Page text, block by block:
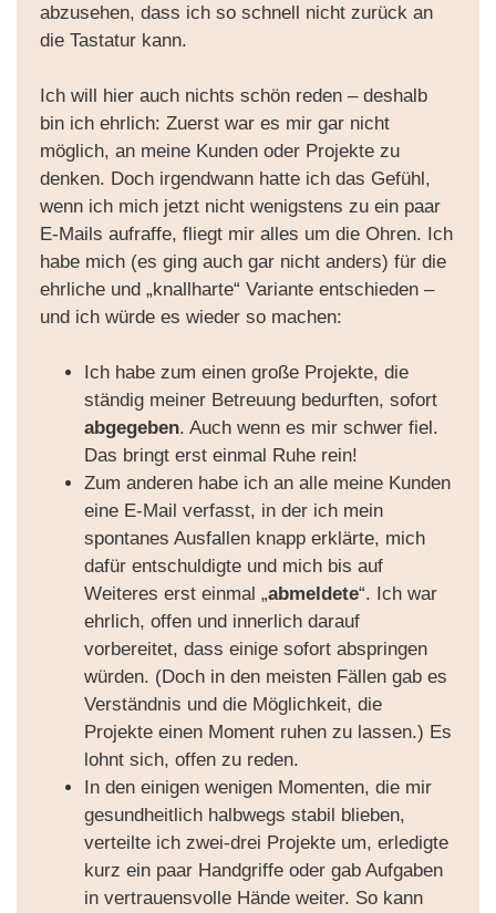
abzusehen, dass ich so schnell nicht zurück an
die Tastatur kann.
Ich will hier auch nichts schön reden – deshalb
bin ich ehrlich: Zuerst war es mir gar nicht
möglich, an meine Kunden oder Projekte zu
denken. Doch irgendwann hatte ich das Gefühl,
wenn ich mich jetzt nicht wenigstens zu ein paar
E-Mails aufraffe, fliegt mir alles um die Ohren. Ich
habe mich (es ging auch gar nicht anders) für die
ehrliche und „knallharte“ Variante entschieden –
und ich würde es wieder so machen:
Ich habe zum einen große Projekte, die
ständig meiner Betreuung bedurften, sofort
abgegeben. Auch wenn es mir schwer fiel.
Das bringt erst einmal Ruhe rein!
Zum anderen habe ich an alle meine Kunden
eine E-Mail verfasst, in der ich mein
spontanes Ausfallen knapp erklärte, mich
dafür entschuldigte und mich bis auf
Weiteres erst einmal „abmeldete“. Ich war
ehrlich, offen und innerlich darauf
vorbereitet, dass einige sofort abspringen
würden. (Doch in den meisten Fällen gab es
Verständnis und die Möglichkeit, die
Projekte einen Moment ruhen zu lassen.) Es
lohnt sich, offen zu reden.
In den einigen wenigen Momenten, die mir
gesundheitlich halbwegs stabil blieben,
verteilte ich zwei-drei Projekte um, erledigte
kurz ein paar Handgriffe oder gab Aufgaben
in vertrauensvolle Hände weiter. So kann